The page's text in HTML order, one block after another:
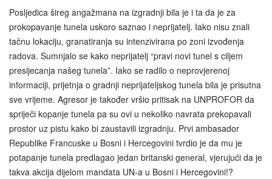
Posljedica šireg angažmana na izgradnji bila je i ta da je za
prokopavanje tunela uskoro saznao i neprijatelj. Iako nisu znali
tačnu lokaciju, granatiranja su intenzivirana po zoni izvođenja
radova. Sumnjalo se kako neprijatelj “pravi novi tunel s ciljem
presijecanja našeg tunela”. Iako se radilo o neprovjerenoj
informaciji, prijetnja o gradnji neprijateljskog tunela bila je prisutna
sve vrijeme. Agresor je također vršio pritisak na UNPROFOR da
spriječi kopanje tunela pa su ovi u nekoliko navrata prekopavali
prostor uz pistu kako bi zaustavili izgradnju. Prvi ambasador
Republike Francuske u Bosni i Hercegovini tvrdio je da mu je
potapanje tunela predlagao jedan britanski general, vjerujući da je
takva akcija dijelom mandata UN-a u Bosni i Hercegovini!?